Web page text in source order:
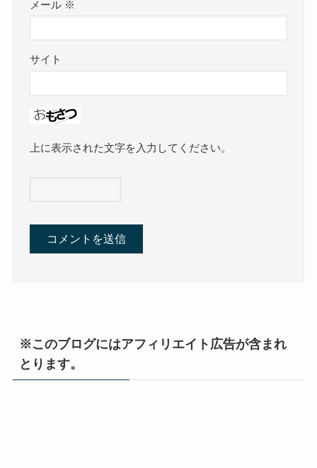
メール ※
サイト
上に表示された文字を入力してください。
※このブログにはアフィリエイト広告が含まれ
とります。